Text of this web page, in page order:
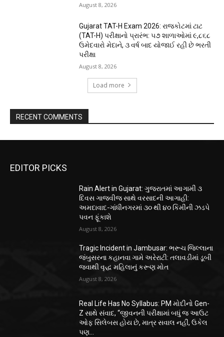
August 8, 2026
Gujarat TAT-H Exam 2026: રાજકોટમાં ટાટ
(TAT-H) પરીક્ષાનો પ્રારંભ: ૫૭ શાળાઓમાં ૯,૮૬૮
ઉમેદવારો મેદાને, ૩ વર્ષ બાદ યોજાઈ રહી છે ભરતી
પરીક્ષા
August 8, 2026
Load more
RECENT COMMENTS
EDITOR PICKS
Rain Alert in Gujarat: ગુજરાતમાં આગામી ૩
દિવસ ગાજવીજ સાથે વરસાદની આગાહી:
અમદાવાદ-ગાંધીનગરમાં ૩૦ થી ૪૦ કિમીની ઝડપે
પવન ફૂંકાશે
August 8, 2026
Tragic Incident in Jambusar: ભરૂચ જિલ્લાના
જંબુસરના કહાનવા ગામે અરેરાટી: તલાવડીમાં ડૂબી
જવાથી વૃદ્ધ મહિલાનું કરૂણ મોત
August 8, 2026
Real Life Has No Syllabus: PM મોદીનો Gen-
Z સાથે સંવાદ, “જીવનની પરીક્ષામાં બધું જ આઉટ
ઓફ સિલેબસ હોય છે, માત્ર સવાલ નહીં, ઉકેલ
પણ...